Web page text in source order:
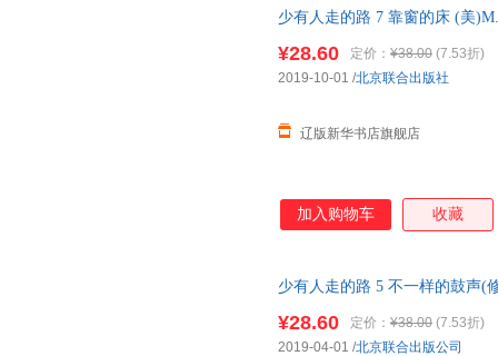
少有人走的路 7 靠窗的床 (美
¥28.60 定价： ¥38.00 (7.53折)
辽版新华书店旗舰店
2019-10-01 /北京联合出版社
加入购物车 收藏
少有人走的路 5 不一样的鼓声(
¥28.60 定价： ¥38.00 (7.53折)
2019-04-01 /北京联合出版公司